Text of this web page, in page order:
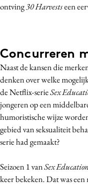
ontving30 Harvestseen
Concurreren
Naast de kansen die
denken over welke
de Netflix-serieSex
jongeren op een
humoristische wijze
gebied van seksualiteit
serie had gemaakt?
Seizoen 1 vanSex Education
keer bekeken. Dat was